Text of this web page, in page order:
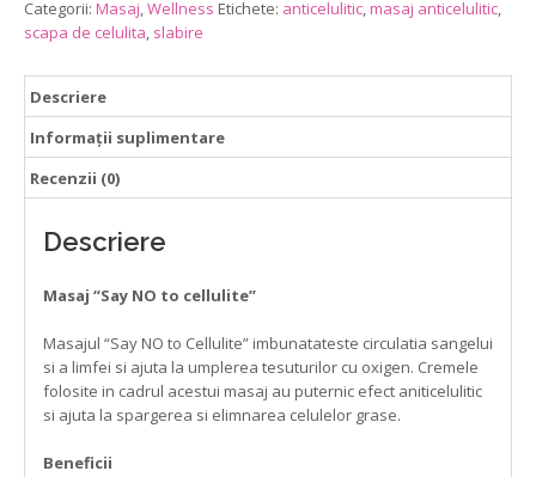
to
cellulite"
50`
-5
ședințe
Categorii: Masaj,Wellness Etichete: anticelulitic,masaj anticelulitic,
scapa de celulita, slabire
Descriere
Informații suplimentare
Recenzii (0)
Descriere
Masaj “Say NO to cellulite”
Masajul “Say NO to Cellulite” imbunatateste circulatia sangelui
si a limfei si ajuta la umplerea tesuturilor cu oxigen. Cremele
folosite in cadrul acestui masaj au puternic efect aniticelulitic
si ajuta la spargerea si elimnarea celulelor grase.
Beneficii